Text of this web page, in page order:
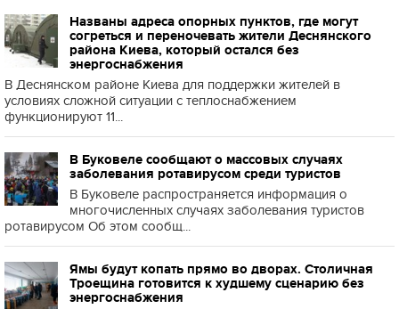
Названы адреса опорных пунктов, где могут
согреться и переночевать жители Деснянского
района Киева, который остался без
энергоснабжения
В Деснянском районе Киева для поддержки жителей в
условиях сложной ситуации с теплоснабжением
функционируют 11...
В Буковеле сообщают о массовых случаях
заболевания ротавирусом среди туристов
В Буковеле распространяется информация о
многочисленных случаях заболевания туристов
ротавирусом Об этом сообщ...
Ямы будут копать прямо во дворах. Столичная
Троещина готовится к худшему сценарию без
энергоснабжения